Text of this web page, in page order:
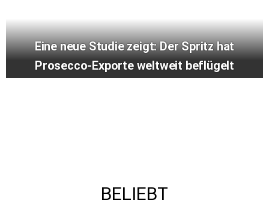
Eine neue Studie zeigt: Der Spritz hat
Prosecco-Exporte weltweit beflügelt
BELIEBT